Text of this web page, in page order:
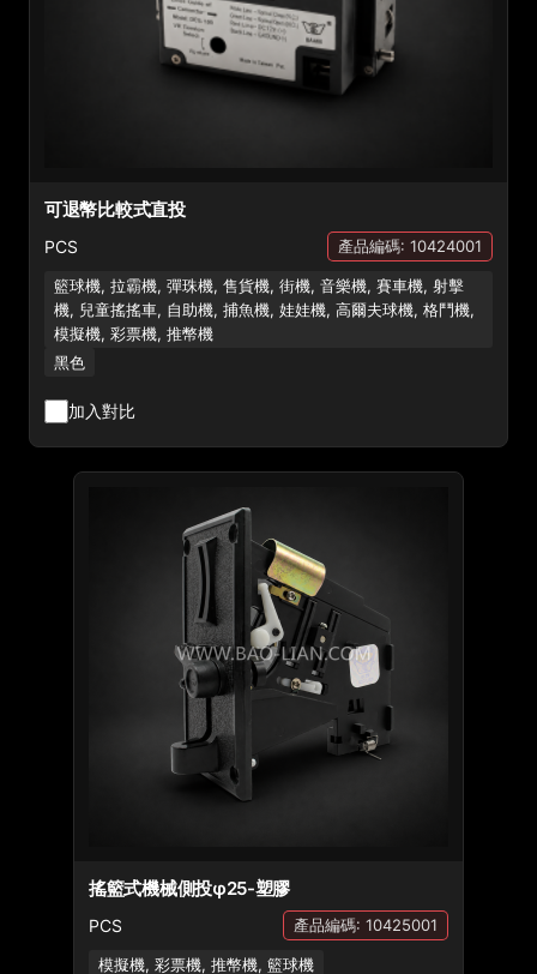
可退幣比較式直投
PCS 產品編碼: 10424001
籃球機, 拉霸機, 彈珠機, 售貨機, 街機, 音樂機, 賽車機, 射擊
機, 兒童搖搖車, 自助機, 捕魚機, 娃娃機, 高爾夫球機, 格鬥機,
模擬機, 彩票機, 推幣機
黑色
加入對比
搖籃式機械側投φ25-塑膠
PCS 產品編碼: 10425001
模擬機, 彩票機, 推幣機, 籃球機